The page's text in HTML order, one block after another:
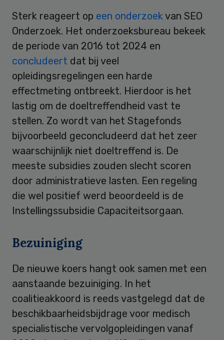
Sterk reageert op een onderzoek van SEO
Onderzoek. Het onderzoeksbureau bekeek
de periode van 2016 tot 2024 en
concludeert dat bij veel
opleidingsregelingen een harde
effectmeting ontbreekt. Hierdoor is het
lastig om de doeltreffendheid vast te
stellen. Zo wordt van het Stagefonds
bijvoorbeeld geconcludeerd dat het zeer
waarschijnlijk niet doeltreffend is. De
meeste subsidies zouden slecht scoren
door administratieve lasten. Een regeling
die wel positief werd beoordeeld is de
Instellingssubsidie Capaciteitsorgaan.
Bezuiniging
De nieuwe koers hangt ook samen met een
aanstaande bezuiniging. In het
coalitieakkoord is reeds vastgelegd dat de
beschikbaarheidsbijdrage voor medisch
specialistische vervolgopleidingen vanaf